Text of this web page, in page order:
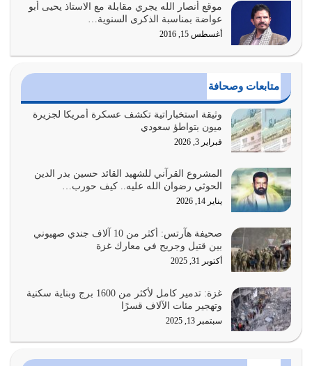
وعد الله تعالى من يُقتل في سبيله بالحياة الأبدية والرزق
والاستبشار والنجاة والخلود في…
يوليو 29, 2026
القرآن الكريم هو أهم مصدر لمعرفة رسول الله معرفة سيرته
معرفة شخصيته معرفة عظمته
يوليو 28, 2026
هل نحن من الصالحين؟ قيِّم نفسك هنا اترك القرآن على أصله
وأعرض نفسك، وأعرض ما لديك على…
يوليو 27, 2026
عندما يكون عدوك هو عدو الله معناه أن تكون نقاط الضعف
فيه كثيرة وسينصرك الله عليه إذا…
يوليو 26, 2026
أراد الله لهذه الأمة ان تكون خير امة أخرجت للناس بالنهوض
بالأمر بالمعروف والنهي عن…
يوليو 25, 2026
الدين الذي شرعه الله لا يجوز أن يخضع لآرائنا وأهوائنا
موقع أنصار الله يجري مقابلة مع الاستاذ يحيى أبو
عواضة بمناسبة الذكرى السنوية…
أغسطس 15, 2016
متابعات وصحافة
وثيقة استخباراتية تكشف عسكرة أمريكا لجزيرة
ميون بتواطؤ سعودي
فبراير 3, 2026
المشروع القرآني للشهيد القائد حسين بدر الدين
الحوثي رضوان الله عليه.. كيف حورب…
يناير 14, 2026
صحيفة هآرتس: أكثر من 10 آلاف جندي صهيوني
بين قتيل وجريح في معارك غزة
أكتوبر 31, 2025
غزة: تدمير كامل لأكثر من 1600 برج وبناية سكنية
وتهجير مئات الآلاف قسرًا
سبتمبر 13, 2025